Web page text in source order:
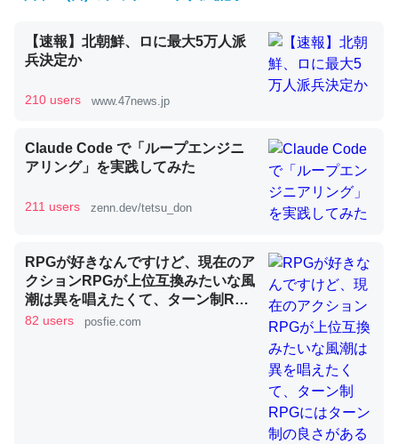
くらい。小説でいう「ずっと前の伏線」は回収されないけ
ど、短期記憶というには多い分量。進化すればするほど分
─GPTの仕組みと限界についての考察（１） - conceptualization
昆虫ってカルシウム少ないのか。知らんかった。調べたら
─ニュース :: 【研究発表】昆虫学の大問題＝「昆虫はなぜ海にいな
いのか」に関する新仮説
論文では「淡水はカルシウムも酸素も不足してて両方に不
利だから両方が拮抗してるのでは」とあって面白い。海に
いる鋏角類（カブトガニ・ウミグモ）はカルシウムを使わ
【速報】北朝鮮、ロに最大5万人派
兵決定か
210 users www.47news.jp
Claude Code で「ループエンジニ
アリング」を実践してみた
211 users zenn.dev/tetsu_don
RPGが好きなんですけど、現在のア
クションRPGが上位互換みたいな風
潮は異を唱えたくて、ターン制RPG
にはターン制の良さがあると思って
82 users posfie.com